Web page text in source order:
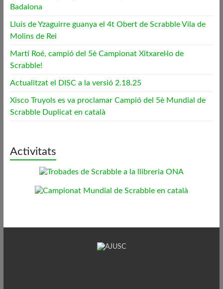
Badalona
Lluís de Yzaguirre guanya el 4t Obert de Scrabble Vila de
Molins de Rei
Martí Roé, campió del 5è Campionat Xitxarel·lo de
Scrabble!
Actualitzat el DISC a la versió 2.18.25
Xisco Truyols es va proclamar Campió del 5è Mundial de
Scrabble Duplicat en català
Activitats